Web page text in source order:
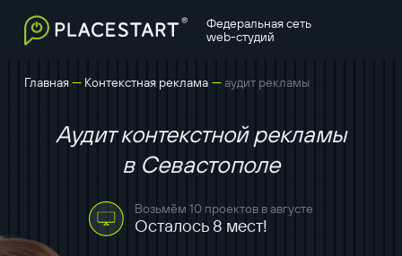
Федеральная сеть
web-студий
Главная— Контекстная реклама — аудит рекламы
Аудит контекстной рекламы
в Севастополе
Возьмём 10 проектов в августе
Осталось 8 мест!